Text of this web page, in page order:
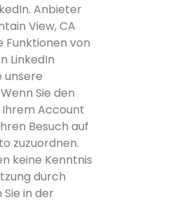
Anbieter
View, CA
Funktionen von
LinkedIn
unsere
Sie den
Ihrem Account
Besuch auf
zuzuordnen.
keine Kenntnis
durch
in der